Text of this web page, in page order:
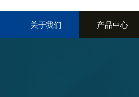
关于我们 产品中心